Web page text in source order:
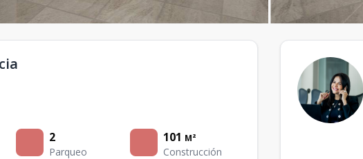
2
Parqueo
101 M²
Construcción